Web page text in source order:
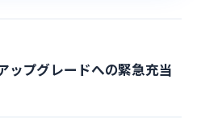
ップグレードへの緊急充当